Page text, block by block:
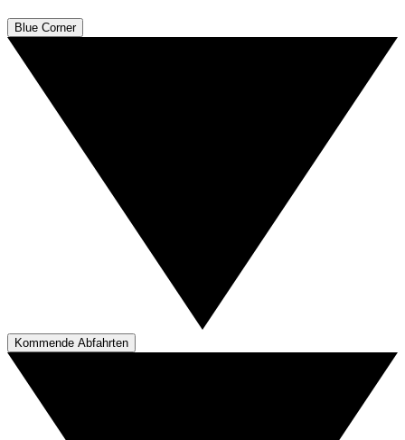
Blue Corner
Kommende Abfahrten